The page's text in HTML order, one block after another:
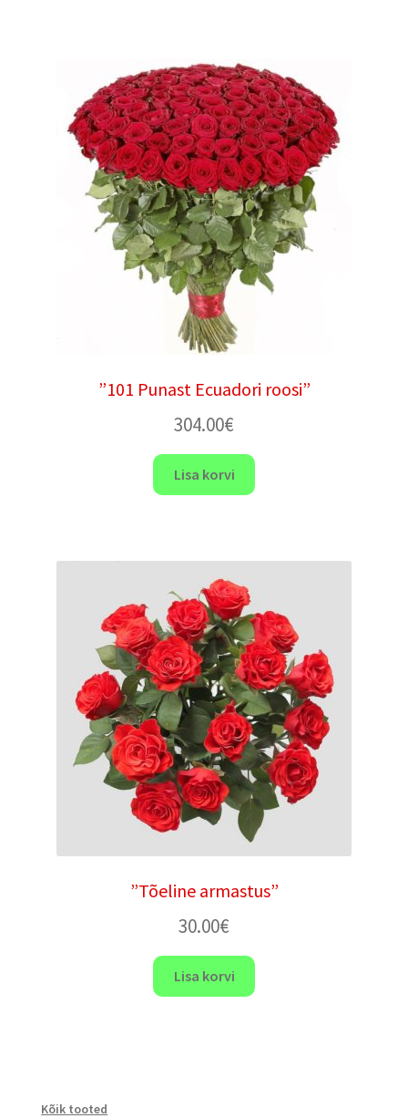
”101 Punast Ecuadori roosi”
304.00€
Lisa korvi
”Tõeline armastus”
30.00€
Lisa korvi
Kõik tooted